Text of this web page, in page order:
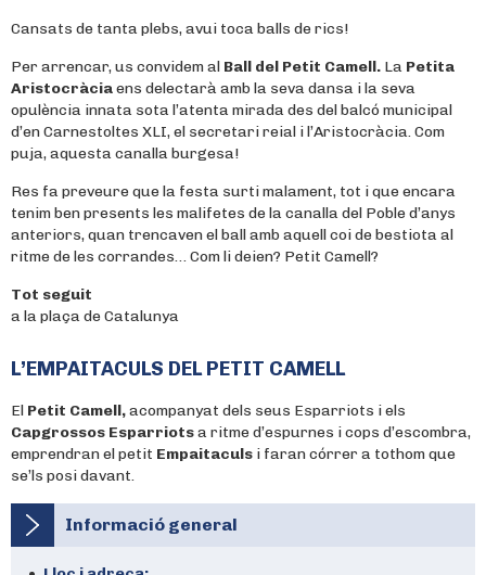
Cansats de tanta plebs, avui toca balls de rics!
Per arrencar, us convidem al Ball del Petit Camell. La Petita
Aristocràciaens delectarà amb la seva dansa i la seva
opulència innata sota l’atenta mirada des del balcó municipal
d’en Carnestoltes XLI, el secretari reial i l’Aristocràcia. Com
puja, aquesta canalla burgesa!
Res fa preveure que la festa surti malament, tot i que encara
tenim ben presents les malifetes de la canalla del Poble d’anys
anteriors, quan trencaven el ball amb aquell coi de bestiota al
ritme de les corrandes… Com li deien? Petit Camell?
Tot seguit
a la plaça de Catalunya
L’EMPAITACULS DEL PETIT CAMELL
El Petit Camell,acompanyat dels seus Esparriots i els
Capgrossos Esparriotsa ritme d’espurnes i cops d’escombra,
emprendran el petit Empaitaculs i faran córrer a tothom que
se’ls posi davant.
Informació general